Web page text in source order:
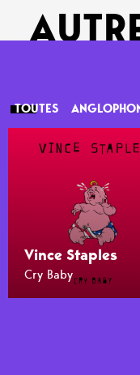
TOUTES
Vince Staples
Cry Baby